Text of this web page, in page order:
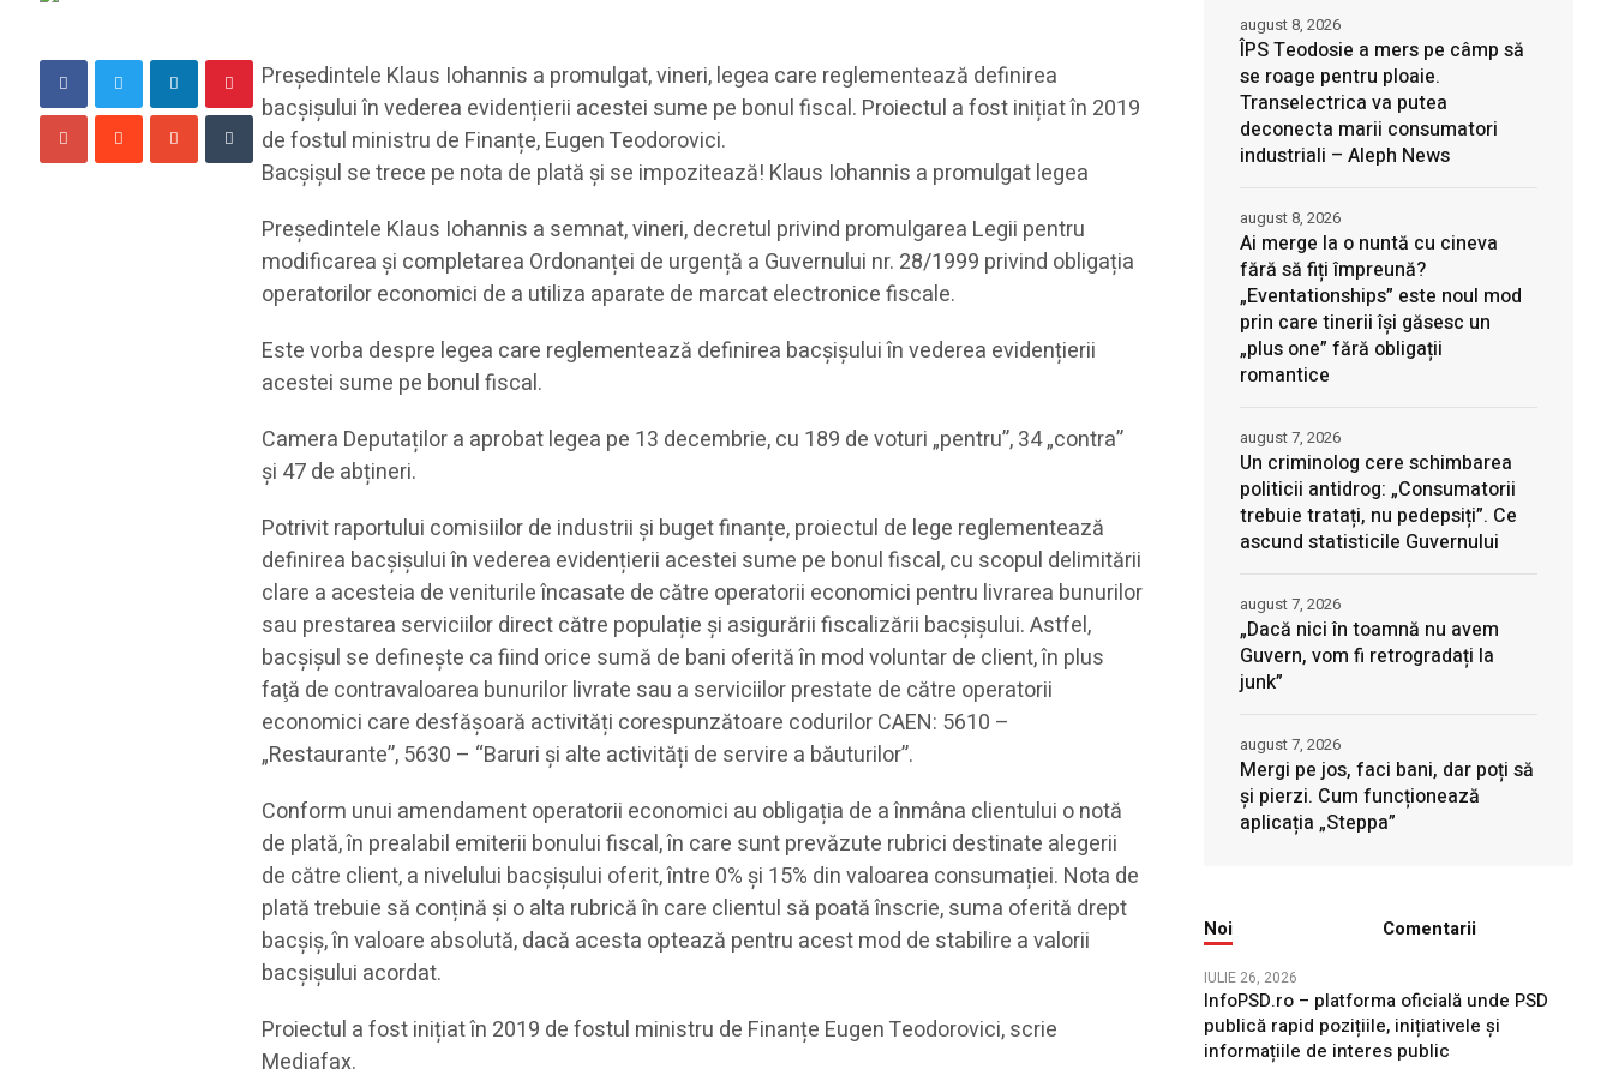
Președintele Klaus Iohannis a promulgat, vineri, legea care reglementează definirea
bacșișului în vederea evidențierii acestei sume pe bonul fiscal. Proiectul a fost inițiat în 2019
de fostul ministru de Finanțe, Eugen Teodorovici.
Bacșișul se trece pe nota de plată și se impozitează! Klaus Iohannis a promulgat legea
Președintele Klaus Iohannis a semnat, vineri, decretul privind promulgarea Legii pentru
modificarea şi completarea Ordonanței de urgență a Guvernului nr. 28/1999 privind obligația
operatorilor economici de a utiliza aparate de marcat electronice fiscale.
Este vorba despre legea care reglementează definirea bacșișului în vederea evidențierii
acestei sume pe bonul fiscal.
Camera Deputaților a aprobat legea pe 13 decembrie, cu 189 de voturi „pentru”, 34 „contra”
și 47 de abțineri.
Potrivit raportului comisiilor de industrii și buget finanțe, proiectul de lege reglementează
definirea bacșișului în vederea evidențierii acestei sume pe bonul fiscal, cu scopul delimitării
clare a acesteia de veniturile încasate de către operatorii economici pentru livrarea bunurilor
sau prestarea serviciilor direct către populație şi asigurării fiscalizării bacșișului. Astfel,
bacșișul se definește ca fiind orice sumă de bani oferită în mod voluntar de client, în plus
faţă de contravaloarea bunurilor livrate sau a serviciilor prestate de către operatorii
economici care desfășoară activități corespunzătoare codurilor CAEN: 5610 –
„Restaurante”, 5630 – “Baruri și alte activități de servire a băuturilor”.
Conform unui amendament operatorii economici au obligația de a înmâna clientului o notă
de plată, în prealabil emiterii bonului fiscal, în care sunt prevăzute rubrici destinate alegerii
de către client, a nivelului bacșișului oferit, între 0% și 15% din valoarea consumației. Nota de
plată trebuie să conțină și o alta rubrică în care clientul să poată înscrie, suma oferită drept
bacșiș, în valoare absolută, dacă acesta optează pentru acest mod de stabilire a valorii
bacșișului acordat.
Proiectul a fost inițiat în 2019 de fostul ministru de Finanțe Eugen Teodorovici, scrie
Mediafax.
ÎPS Teodosie a mers pe câmp să
se roage pentru ploaie.
Transelectrica va putea
deconecta marii consumatori
industriali – Aleph News
august 8, 2026
Ai merge la o nuntă cu cineva
fără să fiți împreună?
„Eventationships” este noul mod
prin care tinerii își găsesc un
„plus one” fără obligații
romantice
august 8, 2026
Un criminolog cere schimbarea
politicii antidrog: „Consumatorii
trebuie tratați, nu pedepsiți”. Ce
ascund statisticile Guvernului
august 7, 2026
„Dacă nici în toamnă nu avem
Guvern, vom fi retrogradați la
junk”
august 7, 2026
Mergi pe jos, faci bani, dar poți să
și pierzi. Cum funcționează
aplicația „Steppa”
august 7, 2026
Noi Comentarii
IULIE 26, 2026
InfoPSD.ro – platforma oficială unde PSD
publică rapid pozițiile, inițiativele și
informațiile de interes public